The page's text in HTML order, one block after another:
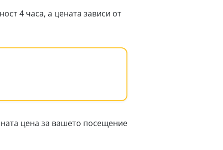
4 часа, а цената зависи от
цена за вашето посещение